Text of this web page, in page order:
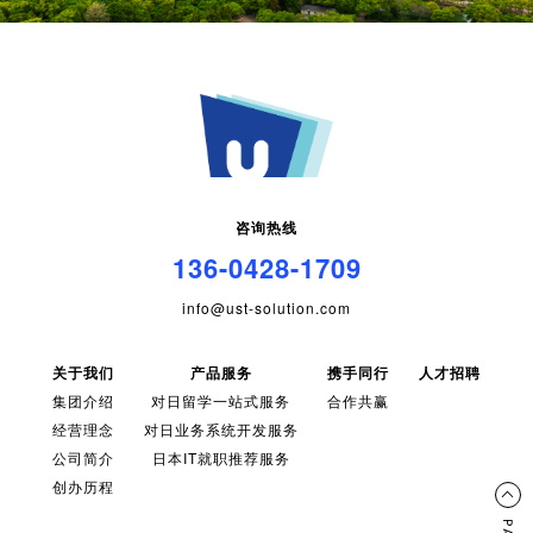
咨询热线
136-0428-1709
info@ust-solution.com
关于我们
集团介绍
经营理念
公司简介
创办历程
产品服务
对日留学一站式服务
对日业务系统开发服务
日本IT就职推荐服务
携手同行
合作共赢
人才招聘